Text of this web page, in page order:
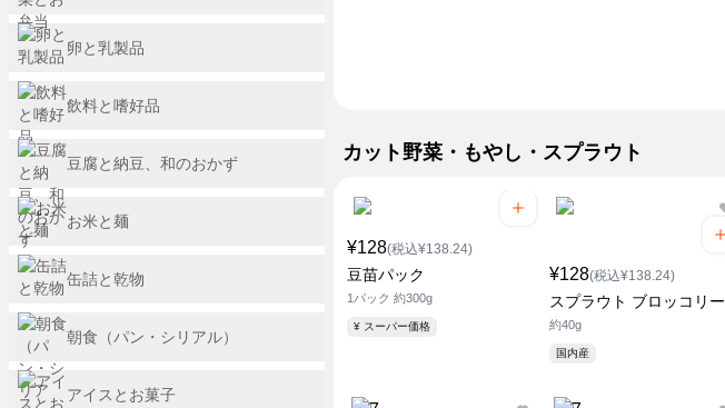
カット野菜・もやし・スプラウト
¥128(税込¥138.24)
豆苗パック
1パック 約300g
¥ スーパー価格
¥128(税込¥138.24)
スプラウト ブロッコリー
約40g
国内産
卵と乳製品
飲料と嗜好品
豆腐と納豆、和のおかず
お米と麺
缶詰と乾物
朝食（パン・シリアル）
アイスとお菓子